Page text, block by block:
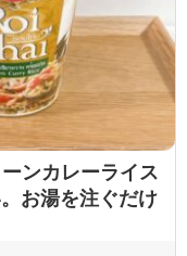
ンカレーライス
お湯を注ぐだけ